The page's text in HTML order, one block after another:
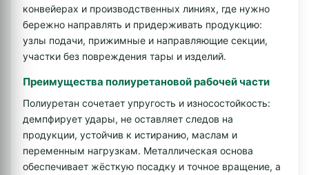
конвейерах и производственных линиях, где нужно
бережно направлять и придерживать продукцию:
узлы подачи, прижимные и направляющие секции,
участки без повреждения тары и изделий.
Преимущества полиуретановой рабочей части
Полиуретан сочетает упругость и износостойкость:
демпфирует удары, не оставляет следов на
продукции, устойчив к истиранию, маслам и
переменным нагрузкам. Металлическая основа
обеспечивает жёсткую посадку и точное вращение, а